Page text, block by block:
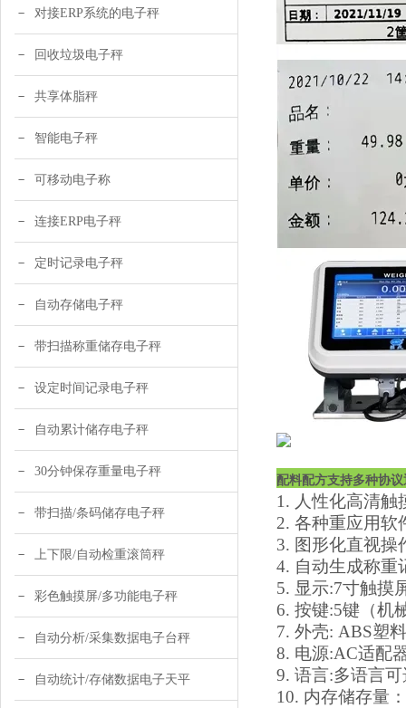
对接ERP系统的电子秤
回收垃圾电子秤
共享体脂秤
智能电子秤
可移动电子称
连接ERP电子秤
定时记录电子秤
自动存储电子秤
带扫描称重储存电子秤
设定时间记录电子秤
自动累计储存电子秤
30分钟保存重量电子秤
带扫描/条码储存电子秤
上下限/自动检重滚筒秤
彩色触摸屏/多功能电子秤
自动分析/采集数据电子台秤
自动统计/存储数据电子天平
配料配方支持多种协
1. 人性化高清触
2. 各种重应用软
3. 图形化直视操
4. 自动生成称重
5. 显示:7寸触
6. 按键:5键（机
7. 外壳: ABS塑
8. 电源:AC适配
9. 语言:多语言
10. 内存储存量